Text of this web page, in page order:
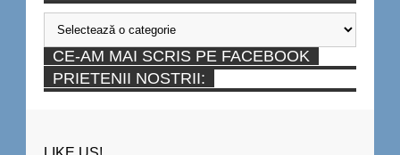
Categorii
CE-AM MAI SCRIS PE FACEBOOK
PRIETENII NOSTRII: